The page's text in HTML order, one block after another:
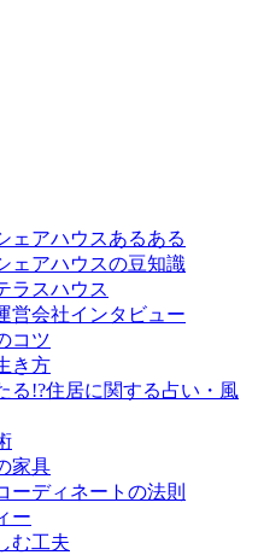
ェアハウスあるある
ェアハウスの豆知識
ラスハウス
営会社インタビュー
コツ
き方
る!?住居に関する占い・風
家具
ーディネートの法則
ー
む工夫